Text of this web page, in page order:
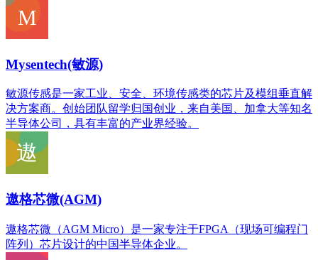
Mysentech(敏源)
敏源传感是一家工业、安全、环境传感类的芯片及模组垂直解
决方案商。创始团队留学归国创业，来自美国、加拿大等知名
半导体公司，具有丰富的产业界经验。
遨格芯微(AGM)
遨格芯微（AGM Micro）是一家专注于FPGA（现场可编程门
阵列）芯片设计的中国半导体企业。